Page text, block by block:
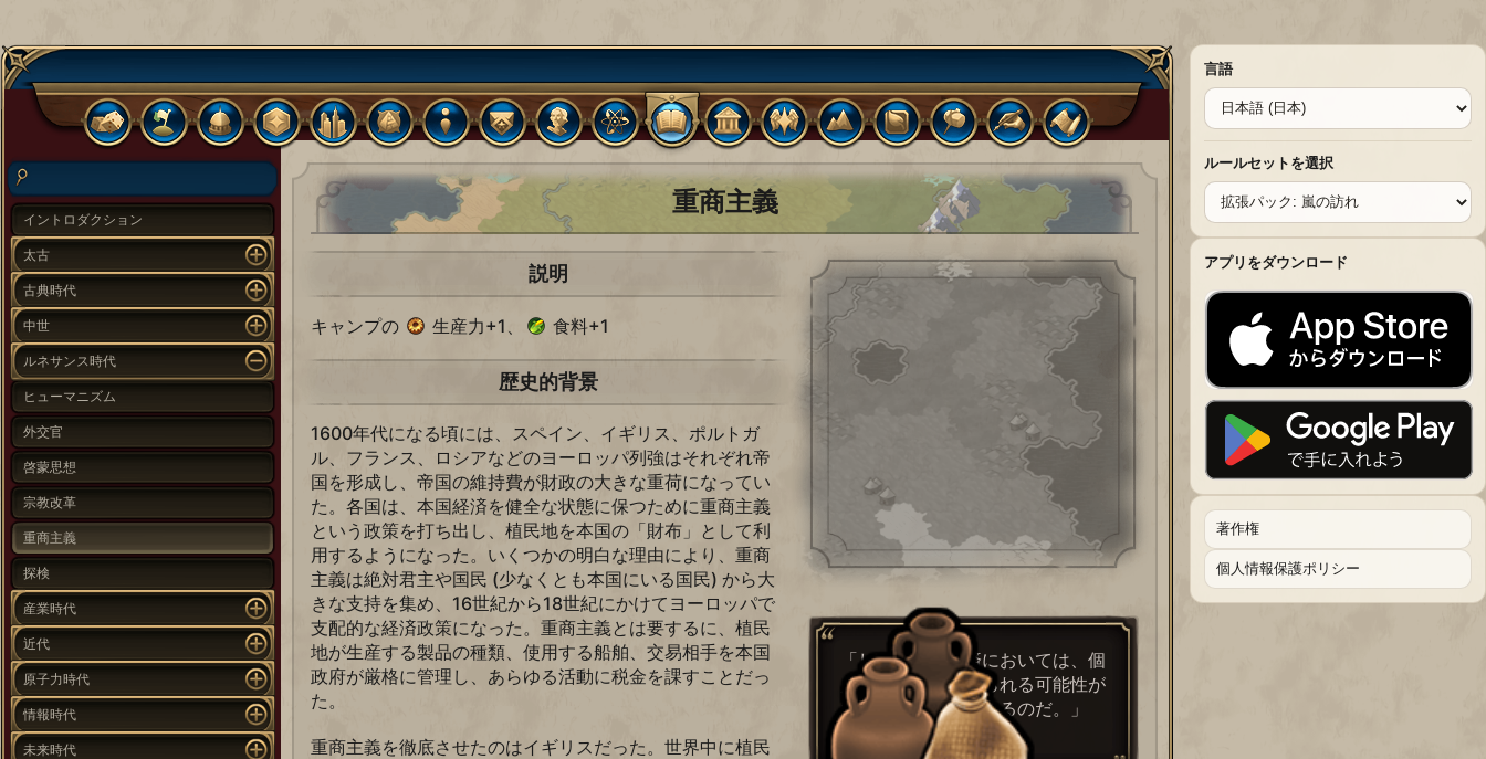
イントロダクション
太古
古典時代
中世
ルネサンス時代
ヒューマニズム
外交官
啓蒙思想
宗教改革
重商主義
探検
産業時代
近代
原子力時代
情報時代
未来時代
重商主義
説明
キャンプの 生産力+1、 食料+1
歴史的背景
1600年代になる頃には、スペイン、イギリス、ポルトガ
ル、フランス、ロシアなどのヨーロッパ列強はそれぞれ帝
国を形成し、帝国の維持費が財政の大きな重荷になってい
た。各国は、本国経済を健全な状態に保つために重商主義
という政策を打ち出し、植民地を本国の「財布」として利
用するようになった。いくつかの明白な理由により、重商
主義は絶対君主や国民 (少なくとも本国にいる国民) から大
きな支持を集め、16世紀から18世紀にかけてヨーロッパで
支配的な経済政策になった。重商主義とは要するに、植民
地が生産する製品の種類、使用する船舶、交易相手を本国
政府が厳格に管理し、あらゆる活動に税金を課すことだっ
た。
重商主義を徹底させたのはイギリスだった。世界中に植民
「しかし市場経済においては、個
人が国家から逃れられる可能性が
多少なりとも存在するのだ。」
– ピーター・バーガー
言語
ルールセットを選択
アプリをダウンロード
著作権
個人情報保護ポリシー